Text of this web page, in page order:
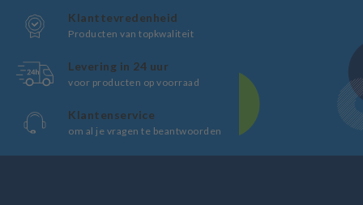
Klanttevredenheid
Producten van topkwaliteit
Levering in 24 uur
voor producten op voorraad
Klantenservice
om al je vragen te beantwoorden